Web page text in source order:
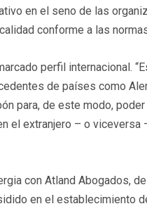
en el seno de las
conforme a las
perfil internacional.
de países como
para, de este modo,
el extranjero – o
con Atland Abogados,
en el establecimiento